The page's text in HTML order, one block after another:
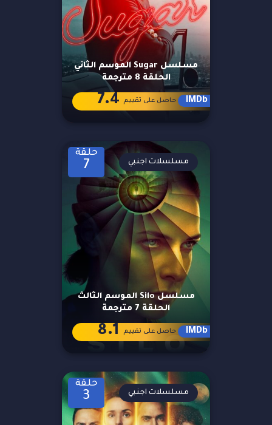
مسلسل Sugar الموسم الثاني
الحلقة 8 مترجمة
IMDb حاصل على تقييم 7.4
حلقة
7
مسلسل Silo الموسم الثالث
الحلقة 7 مترجمة
مسلسلات اجنبي
IMDb حاصل على تقييم 8.1
حلقة
3 مسلسلات اجنبي